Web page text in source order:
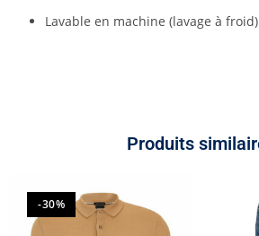
Lavable en machine (lavage à froid)
Produits
-30%